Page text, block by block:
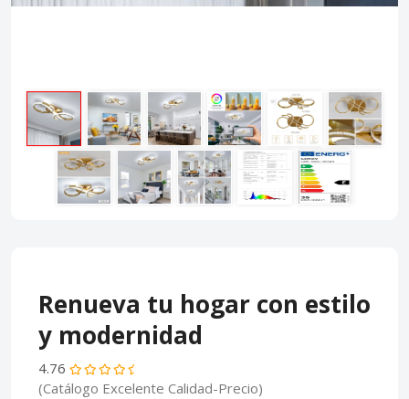
Renueva tu hogar con estilo
y modernidad
4.76
(Catálogo Excelente Calidad-Precio)